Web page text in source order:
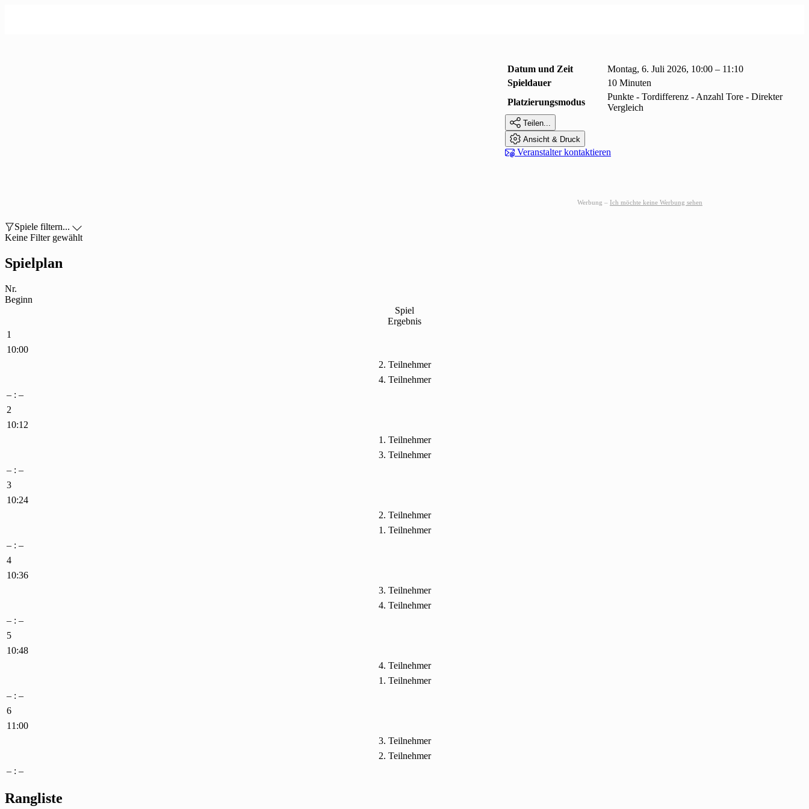
Datum und Zeit
Montag, 6. Juli 2026, 10:00 – 11:10
Spieldauer
10 Minuten
Platzierungsmodus
Punkte - Tordifferenz - Anzahl Tore - Direkter
Vergleich
 Teilen...
 Ansicht & Druck
 Veranstalter kontaktieren
Werbung – Ich möchte keine Werbung sehen
Spiele filtern... 
Keine Filter gewählt
Spielplan
Nr.
Beginn
Spiel
Ergebnis
1
10:00
2. Teilnehmer
4. Teilnehmer
– : –
2
10:12
1. Teilnehmer
3. Teilnehmer
– : –
3
10:24
2. Teilnehmer
1. Teilnehmer
– : –
4
10:36
3. Teilnehmer
4. Teilnehmer
– : –
5
10:48
4. Teilnehmer
1. Teilnehmer
– : –
6
11:00
3. Teilnehmer
2. Teilnehmer
– : –
Rangliste